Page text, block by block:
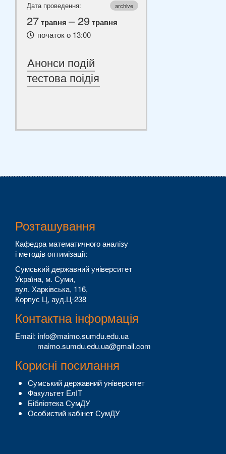
archive
Дата проведення:
27травня – 29травня
початок о 13:00
Анонси подій
тестова поідія
Розташування
Кафедра математичного аналізу
і методів оптимізації:
Сумський державний університет
Україна, м. Суми,
вул. Харківська, 116,
Корпус Ц, ауд.Ц-238
Контактна інформація
Email: info@maimo.sumdu.edu.ua
maimo.sumdu.edu.ua@gmail.com
Корисні посилання
Сумський державний університет
Факультет ЕлІТ
Бібліотека СумДУ
Особистий кабінет СумДУ